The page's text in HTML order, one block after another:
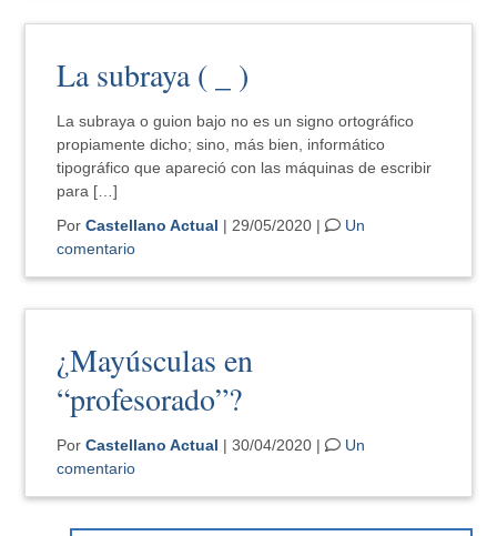
La subraya ( _ )
La subraya o guion bajo no es un signo ortográfico
propiamente dicho; sino, más bien, informático
tipográfico que apareció con las máquinas de escribir
para […]
PorCastellano Actual | 29/05/2020 |
Un
comentario
¿Mayúsculas en
“profesorado”?
PorCastellano Actual | 30/04/2020 |
Un
comentario